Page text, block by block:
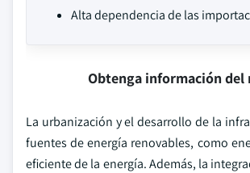
Alta dependencia de las
Obtenga información
La urbanización y el desarrollo de la
fuentes de energía renovables, como
eficiente de la energía. Además, la